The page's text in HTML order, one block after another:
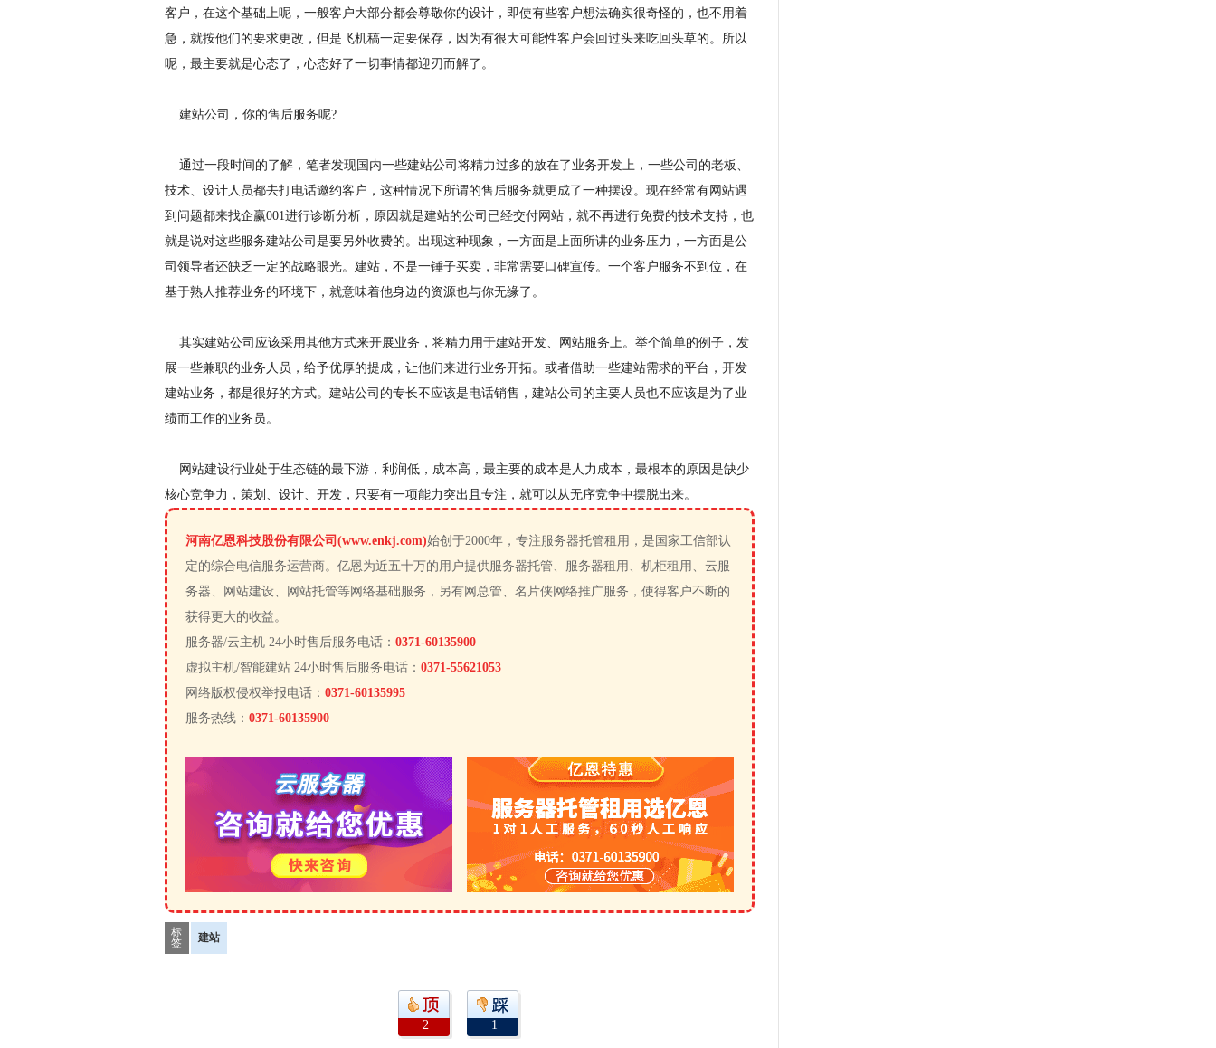
客户，在这个基础上呢，一般客户大部分都会尊敬你的设计，即使有些客户想法确实很奇怪的，也不用着
急，就按他们的要求更改，但是飞机稿一定要保存，因为有很大可能性客户会回过头来吃回头草的。所以
呢，最主要就是心态了，心态好了一切事情都迎刃而解了。
建站公司，你的售后服务呢?
通过一段时间的了解，笔者发现国内一些建站公司将精力过多的放在了业务开发上，一些公司的老板、
技术、设计人员都去打电话邀约客户，这种情况下所谓的售后服务就更成了一种摆设。现在经常有网站遇
到问题都来找企赢001进行诊断分析，原因就是建站的公司已经交付网站，就不再进行免费的技术支持，也
就是说对这些服务建站公司是要另外收费的。出现这种现象，一方面是上面所讲的业务压力，一方面是公
司领导者还缺乏一定的战略眼光。建站，不是一锤子买卖，非常需要口碑宣传。一个客户服务不到位，在
基于熟人推荐业务的环境下，就意味着他身边的资源也与你无缘了。
其实建站公司应该采用其他方式来开展业务，将精力用于建站开发、网站服务上。举个简单的例子，发
展一些兼职的业务人员，给予优厚的提成，让他们来进行业务开拓。或者借助一些建站需求的平台，开发
建站业务，都是很好的方式。建站公司的专长不应该是电话销售，建站公司的主要人员也不应该是为了业
绩而工作的业务员。
网站建设行业处于生态链的最下游，利润低，成本高，最主要的成本是人力成本，最根本的原因是缺少
核心竞争力，策划、设计、开发，只要有一项能力突出且专注，就可以从无序竞争中摆脱出来。
河南亿恩科技股份有限公司(www.enkj.com)始创于2000年，专注服务器托管租用，是国家工信部认
定的综合电信服务运营商。亿恩为近五十万的用户提供服务器托管、服务器租用、机柜租用、云服
务器、网站建设、网站托管等网络基础服务，另有网总管、名片侠网络推广服务，使得客户不断的
获得更大的收益。
服务器/云主机 24小时售后服务电话： 0371-60135900
虚拟主机/智能建站 24小时售后服务电话： 0371-55621053
网络版权侵权举报电话： 0371-60135995
服务热线： 0371-60135900
标
签
建站
2 1